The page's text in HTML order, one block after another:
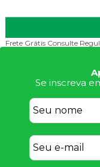
Frete Grátis Consulte
Se inscreva